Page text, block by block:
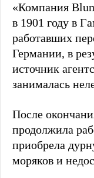
«Компания
в 1901 году в
работавших
Германии, в
источник
занималась
После
продолжила
приобрела
моряков и